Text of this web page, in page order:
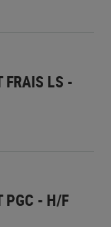
FRAIS LS -
PGC - H/F